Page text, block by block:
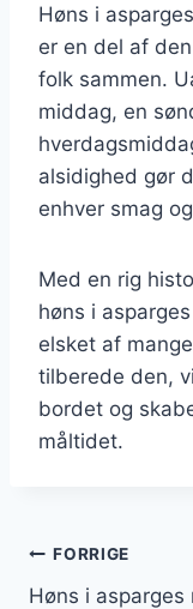
Høns i
er en del af
folk sammen.
middag, en
alsidighed gør
enhver smag
Med en rig
høns i
elsket af
tilberede den,
bordet og
måltidet.
FORRIGE
Høns i asparges